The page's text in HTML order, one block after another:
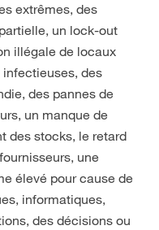
extrêmes, des
un lock-out
illégale de locaux
des
des pannes de
un manque de
des stocks, le retard
une
élevé pour cause de
informatiques,
des décisions ou